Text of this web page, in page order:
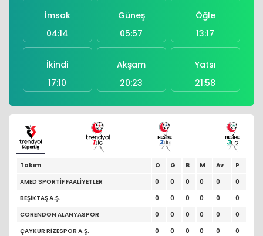
İmsak
04:14
Güneş
05:57
Öğle
13:17
İkindi
17:10
Akşam
20:23
Yatsı
21:58
Takım O G B M Av
P
AMED SPORTİF FAALİYETLER
0 0 0 0 0
0
BEŞİKTAŞ A.Ş.
0 0 0 0 0
0
CORENDON ALANYASPOR
0 0 0 0 0
0
ÇAYKUR RİZESPOR A.Ş.
0 0 0 0 0
0